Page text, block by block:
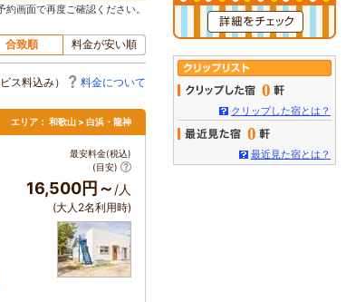
画面で再度ご確認ください。
合致順 料金が安い順
ス料込み） 料金について
エリア： 和歌山 > 白浜・龍神
最安料金(税込)
(目安)
16,500円～ /人
(大人2名利用時)
0
クリップした宿とは？
0
最近見た宿とは？